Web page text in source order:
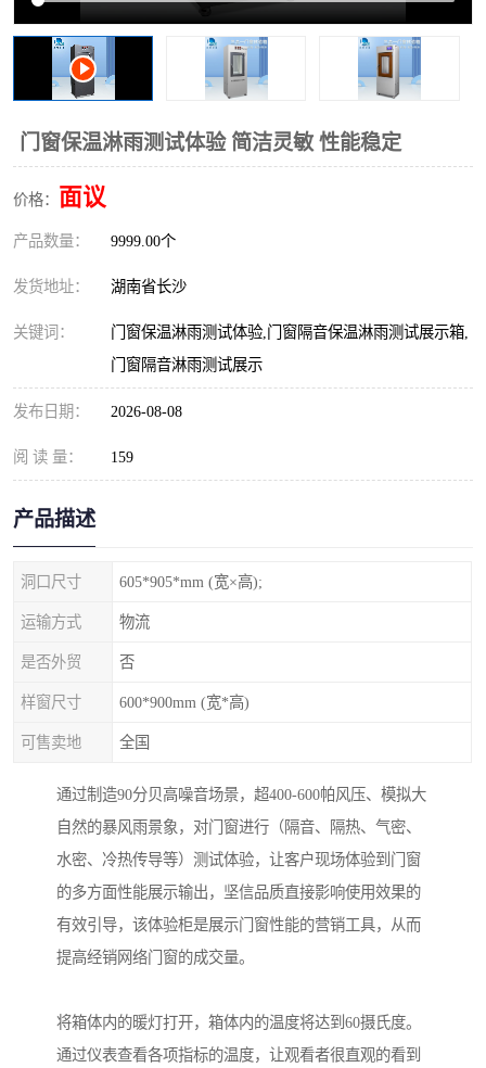
门窗保温淋雨测试体验 简洁灵敏 性能稳定
价格： 面议
产品数量： 9999.00个
发货地址： 湖南省长沙
关键词：
门窗保温淋雨测试体验,门窗隔音保温淋雨测试展示箱,
门窗隔音淋雨测试展示
发布日期： 2026-08-08
阅 读 量： 159
产品描述
洞口尺寸 605*905*mm (宽×高);
运输方式 物流
是否外贸 否
样窗尺寸 600*900mm (宽*高)
可售卖地 全国
通过制造90分贝高噪音场景，超400-600帕风压、模拟大
自然的暴风雨景象，对门窗进行（隔音、隔热、气密、
水密、冷热传导等）测试体验，让客户现场体验到门窗
的多方面性能展示输出，坚信品质直接影响使用效果的
有效引导，该体验柜是展示门窗性能的营销工具，从而
提高经销网络门窗的成交量。
将箱体内的暖灯打开，箱体内的温度将达到60摄氏度。
通过仪表查看各项指标的温度，让观看者很直观的看到